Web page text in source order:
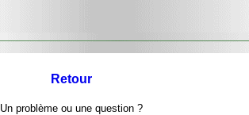
Retour
Un problème ou une question ?